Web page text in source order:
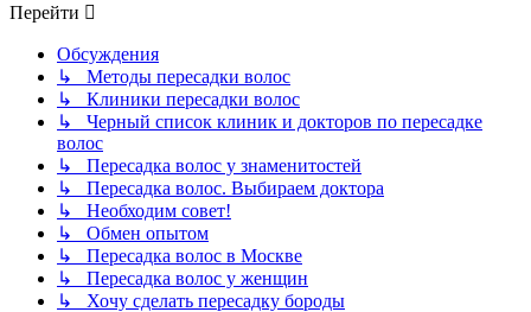
Перейти
Обсуждения
↳ Методы пересадки волос
↳ Клиники пересадки волос
↳ Черный список клиник и докторов по пересадке
волос
↳ Пересадка волос у знаменитостей
↳ Пересадка волос. Выбираем доктора
↳ Необходим совет!
↳ Обмен опытом
↳ Пересадка волос в Москве
↳ Пересадка волос у женщин
↳ Хочу сделать пересадку бороды